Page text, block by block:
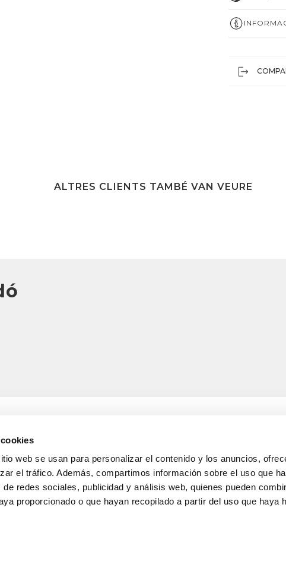
web se usan para personalizar el contenido y los anuncios,
el tráfico. Además, compartimos información sobre el uso que
redes sociales, publicidad y análisis web, quienes pueden
proporcionado o que hayan recopilado a partir del uso que haya
ALTRES CLIENTS TAMBÉ VAN VEURE
de lliurament
i devolucions
INFORMACIÓ LEGAL
Avís legal
Política de
de dades
Política de cookies